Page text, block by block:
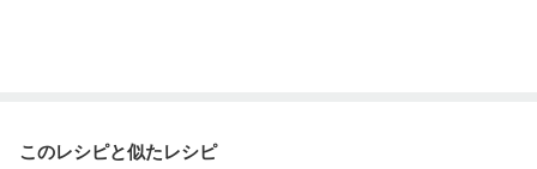
このレシピと似たレシピ